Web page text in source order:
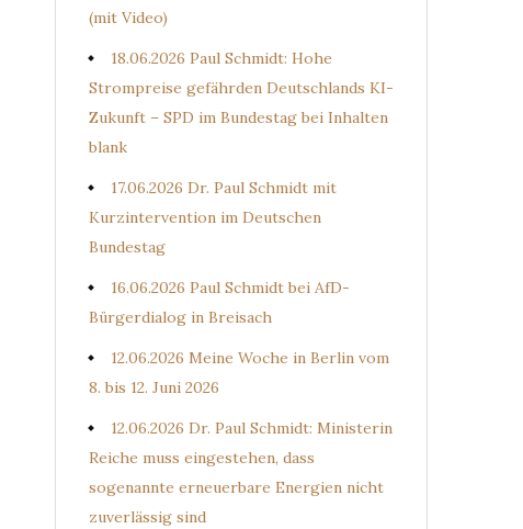
(mit Video)
18.06.2026 Paul Schmidt: Hohe
Strompreise gefährden Deutschlands KI-
Zukunft – SPD im Bundestag bei Inhalten
blank
17.06.2026 Dr. Paul Schmidt mit
Kurzintervention im Deutschen
Bundestag
16.06.2026 Paul Schmidt bei AfD-
Bürgerdialog in Breisach
12.06.2026 Meine Woche in Berlin vom
8. bis 12. Juni 2026
12.06.2026 Dr. Paul Schmidt: Ministerin
Reiche muss eingestehen, dass
sogenannte erneuerbare Energien nicht
zuverlässig sind